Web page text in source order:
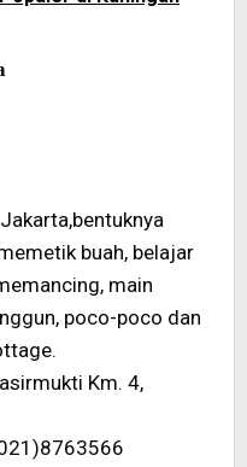
buah, belajar
main
poco-poco dan
Km. 4,